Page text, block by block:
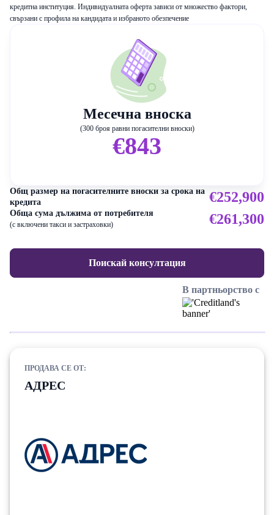
кредитна институция. Индивидуалната оферта зависи от множество фактори,
свързани с профила на кандидата и избраното обезпечение
Месечна вноска
(300 броя равни погасителни вноски)
€843
Общ размер на погасителните вноски за срока на
кредита
€252,900
Обща сума дължима от потребителя
(с включени такси и застраховки) €261,300
Поискай консултация
В партньорство с
ПРОДАВА СЕ ОТ:
АДРЕС